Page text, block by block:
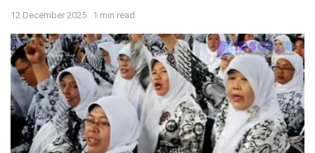
12 December 2025 1 min read